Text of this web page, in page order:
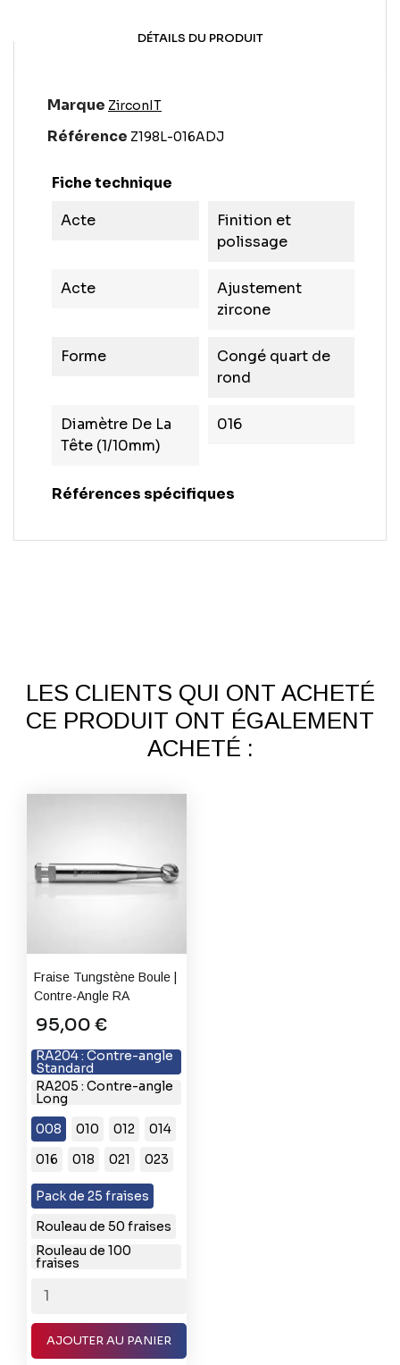
DÉTAILS DU PRODUIT
Marque ZirconIT
Référence Z198L-016ADJ
Fiche technique
Acte
Finition et
polissage
Acte
Ajustement
zircone
Forme
Congé quart de
rond
Diamètre De La
Tête (1/10mm)
016
Références spécifiques
LES CLIENTS QUI ONT ACHETÉ
CE PRODUIT ONT ÉGALEMENT
ACHETÉ :
Fraise Tungstène Boule |
Contre-Angle RA
95,00 €
RA204 : Contre-angle
Standard
RA205 : Contre-angle
Long
008
010 012
014
016
018 021 023
Pack de 25 fraises
Rouleau de 50 fraises
Rouleau de 100
fraises
AJOUTER AU PANIER